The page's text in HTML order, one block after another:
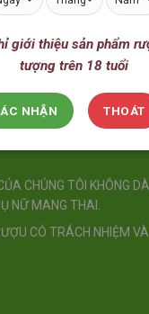
nào khớp với lựa
CHÚNG TÔI KHÔNG
NỮ MANG THAI.
CÓ TRÁCH NHIỆM VÀ
giới thiệu sản phẩm
tượng trên 18 tuổi
NHẬN THOÁT